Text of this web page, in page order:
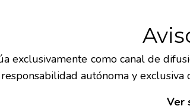
exclusivamente como canal de
autónoma y exclusiva
Ver